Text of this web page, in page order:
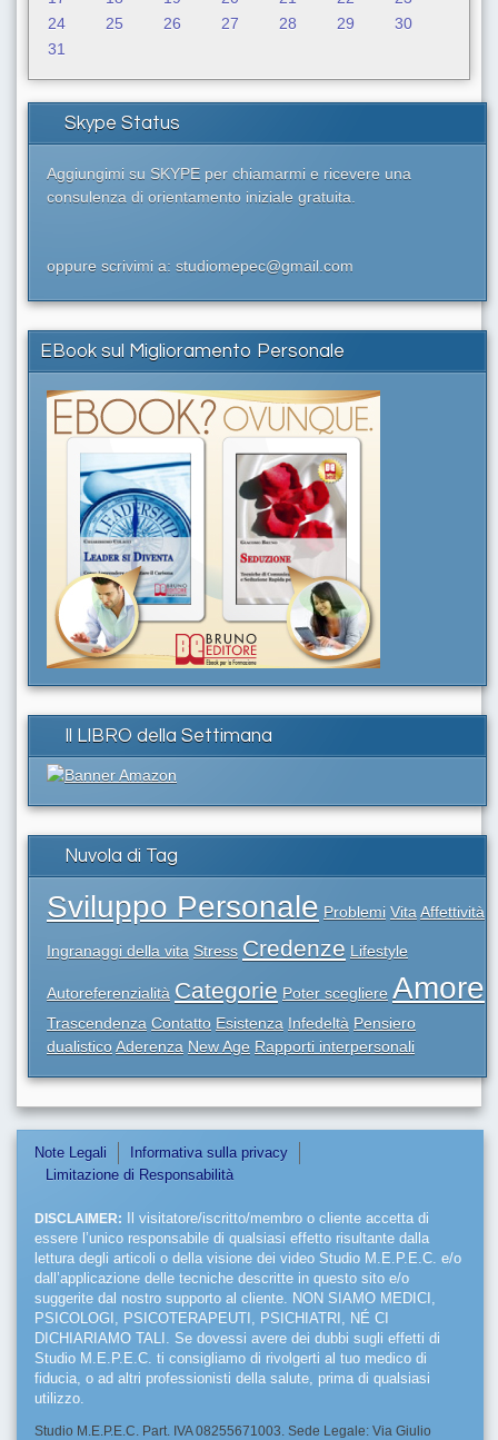
24
25 26 27 28 29
30
31
Skype Status
Aggiungimi su SKYPE per chiamarmi e ricevere una
consulenza di orientamento iniziale gratuita.
oppure scrivimi a: studiomepec@gmail.com
EBook sul Miglioramento Personale
Il LIBRO della Settimana
Nuvola di Tag
Sviluppo Personale Problemi VitaAffettività
Ingranaggi della vita Stress Credenze Lifestyle
Autoreferenzialità Categorie Poter scegliere Amore
Trascendenza Contatto Esistenza Infedeltà Pensiero
dualisticoAderenza New Age Rapporti interpersonali
Note Legali
Informativa sulla privacy
Limitazione di Responsabilità
DISCLAIMER: Il visitatore/iscritto/membro o cliente accetta di
essere l’unico responsabile di qualsiasi effetto risultante dalla
lettura degli articoli o della visione dei video Studio M.E.P.E.C. e/o
dall’applicazione delle tecniche descritte in questo sito e/o
suggerite dal nostro supporto al cliente. NON SIAMO MEDICI,
PSICOLOGI, PSICOTERAPEUTI, PSICHIATRI, NÉ CI
DICHIARIAMO TALI. Se dovessi avere dei dubbi sugli effetti di
Studio M.E.P.E.C. ti consigliamo di rivolgerti al tuo medico di
fiducia, o ad altri professionisti della salute, prima di qualsiasi
utilizzo.
Studio M.E.P.E.C. Part. IVA 08255671003. Sede Legale: Via Giulio